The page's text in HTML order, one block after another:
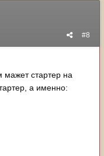
#8
мажет стартер на
а именно: